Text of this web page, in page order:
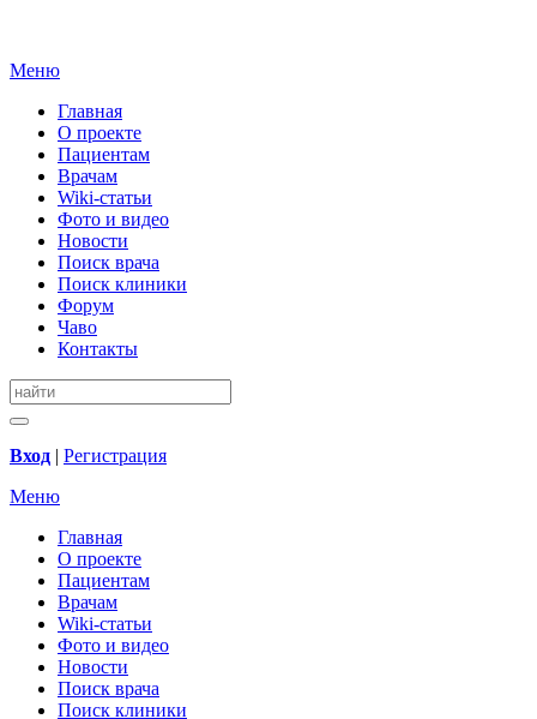
Меню
Главная
О проекте
Пациентам
Врачам
Wiki-статьи
Фото и видео
Новости
Поиск врача
Поиск клиники
Форум
Чаво
Контакты
Вход | Регистрация
Меню
Главная
О проекте
Пациентам
Врачам
Wiki-статьи
Фото и видео
Новости
Поиск врача
Поиск клиники